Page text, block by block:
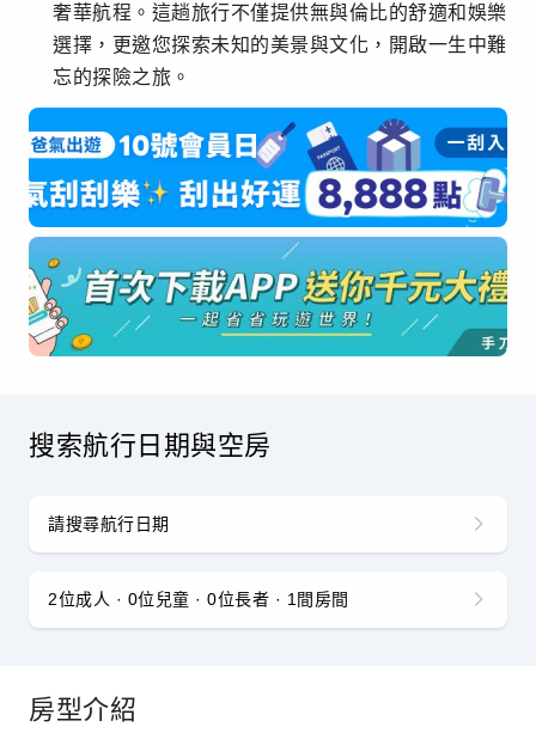
奢華航程。這趟旅行不僅提供無與倫比的舒適和娛樂
選擇，更邀您探索未知的美景與文化，開啟一生中難
忘的探險之旅。
搜索航行日期與空房
請搜尋航行日期
2位成人 · 0位兒童 · 0位長者 · 1間房間
房型介紹